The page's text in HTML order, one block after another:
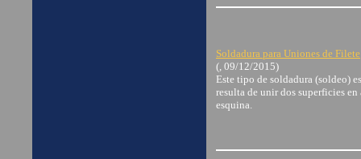
Soldadura para Uniones de Filete
(, 09/12/2015)
Este tipo de soldadura (soldeo)
resulta de unir dos superficies
esquina.